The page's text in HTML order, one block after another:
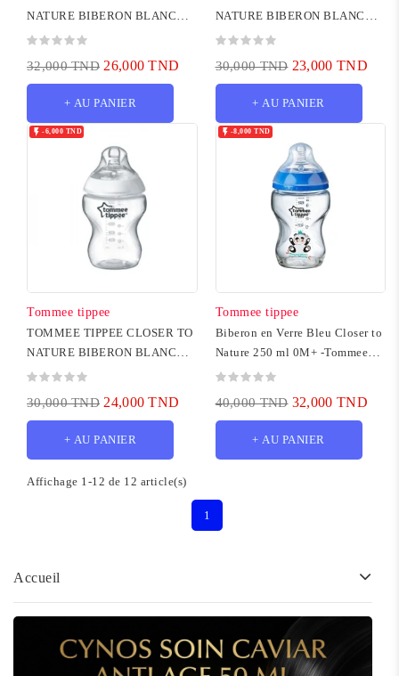
NATURE BIBERON BLANC
3M+ 340ML
32,000 TND 26,000 TND
+ AU PANIER
NATURE BIBERON BLANC
0M+ 150ML
30,000 TND 23,000 TND
+ AU PANIER
 -6,000 TND
Tommee tippee
TOMMEE TIPPEE CLOSER TO
NATURE BIBERON BLANC
0M+ 260ML
30,000 TND 24,000 TND
+ AU PANIER
 -8,000 TND
Tommee tippee
Biberon en Verre Bleu Closer to
Nature 250 ml 0M+ -Tommee
Tippee
40,000 TND 32,000 TND
+ AU PANIER
Affichage 1-12 de 12 article(s)
1
Accueil